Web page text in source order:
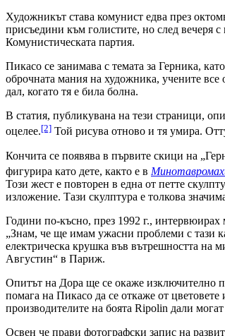
Художникът става комунист едва през
присъедини към голистите, но след вечеря
Комунистическата партия.
Пикасо се занимава с темата за Герника,
оброчната мания на художника, учените все
дал, когато тя е била болна.
В статия, публикувана на тези страници,
оцелее.[2] Той рисува отново и тя умира.
Кончита се появява в първите скици на
фигурира като дете, както е в
Този жест е повторен в една от петте
изложение. Тази скулптура е толкова
Години по-късно, през 1992 г., интервюирах
„Знам, че ще имам ужасни проблеми с тази
електрическа крушка във вътрешността на
Августин“ в Париж.
Опитът на Дора ще се окаже изключително
помага на Пикасо да се откаже от
производителите на боята Ripolin дали
Освен че прави фотографски запис на